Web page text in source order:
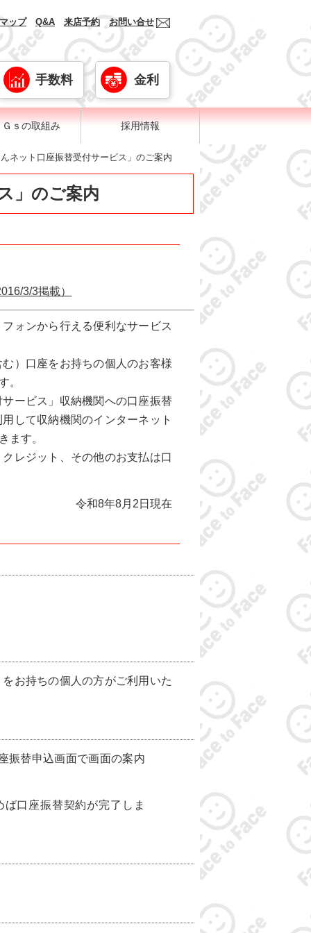
ップ Q&A 来店予約 お問い合せ
金利
手数料
Ｇｓの取組み 採用情報
ネット口座振替受付サービス」のご案内
」のご案内
3/3掲載）
ォンから行える便利なサービス
）口座をお持ちの個人のお客様
。
ービス」収納機関への口座振替
して収納機関のインターネット
ます。
レジット、その他のお支払は口
令和8年8月2日現在
お持ちの個人の方がご利用いた
振替申込画面で画面の案内
口座振替契約が完了しま